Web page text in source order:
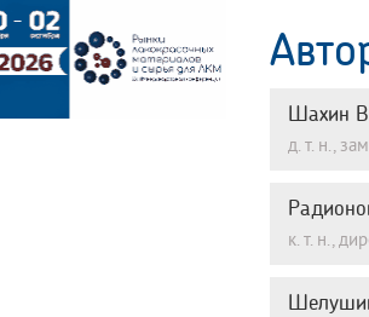
Шахин
д. т. н.,
к. т. н.,